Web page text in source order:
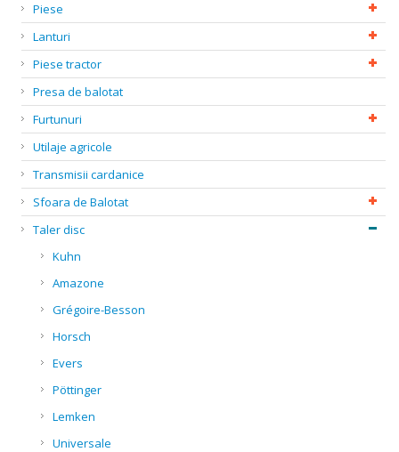
Piese
Lanturi
Piese tractor
Presa de balotat
Furtunuri
Utilaje agricole
Transmisii cardanice
Sfoara de Balotat
Taler disc
Kuhn
Amazone
Grégoire-Besson
Horsch
Evers
Pöttinger
Lemken
Universale